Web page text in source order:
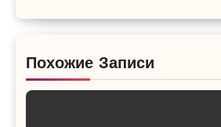
Похожие Записи